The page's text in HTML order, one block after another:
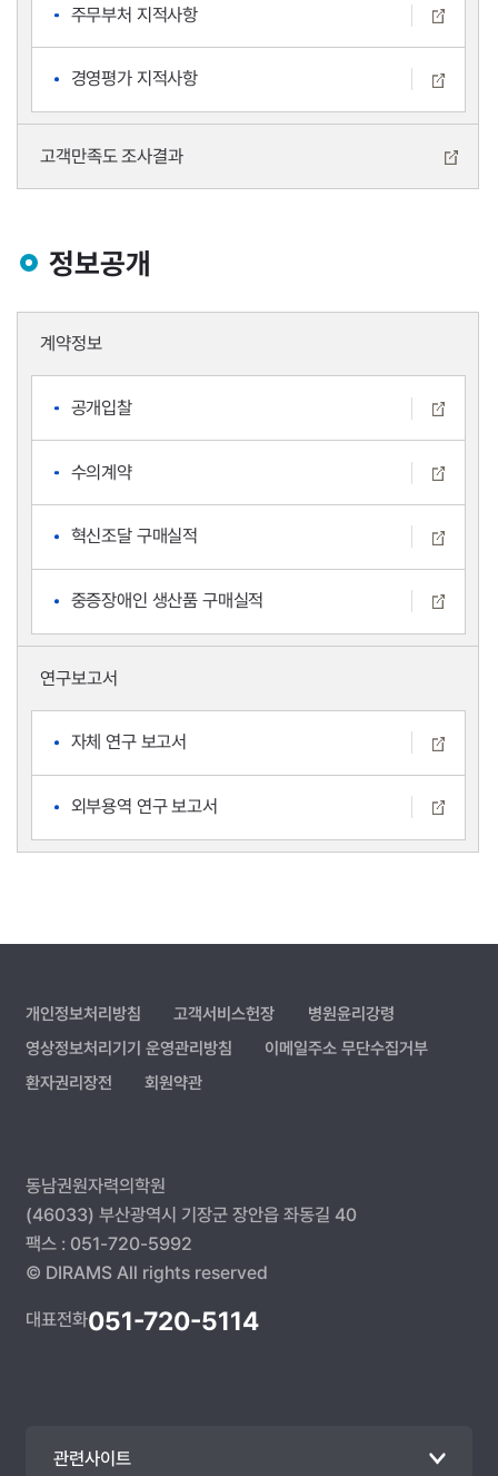
주무부처 지적사항
경영평가 지적사항
고객만족도 조사결과
정보공개
계약정보
공개입찰
수의계약
혁신조달 구매실적
중증장애인 생산품 구매실적
연구보고서
자체 연구 보고서
외부용역 연구 보고서
개인정보처리방침 고객서비스헌장
병원윤리강령
영상정보처리기기 운영관리방침
이메일주소 무단수집거부
환자권리장전
회원약관
동남권원자력의학원
(46033) 부산광역시 기장군 장안읍 좌동길 40
팩스 : 051-720-5992
© DIRAMS All rights reserved
대표전화051-720-5114
관련사이트